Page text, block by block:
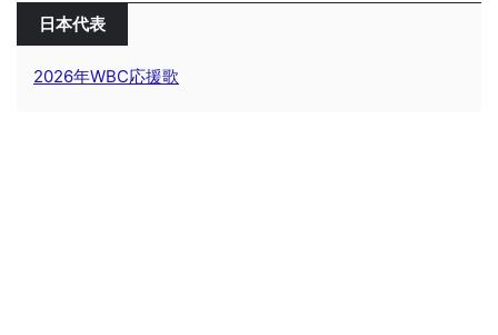
日本代表
2026年WBC応援歌